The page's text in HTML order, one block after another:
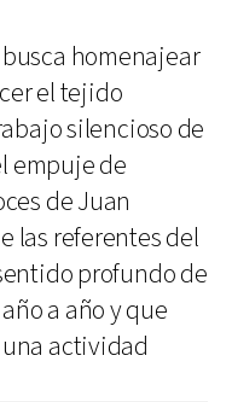
homenajear
el tejido
silencioso de
empuje de
de Juan
las referentes del
profundo de
a año y que
actividad